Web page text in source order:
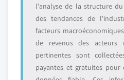
l'analyse de la structure
des tendances de
facteurs
de revenus des acteurs
pertinentes sont
payantes et gratuites